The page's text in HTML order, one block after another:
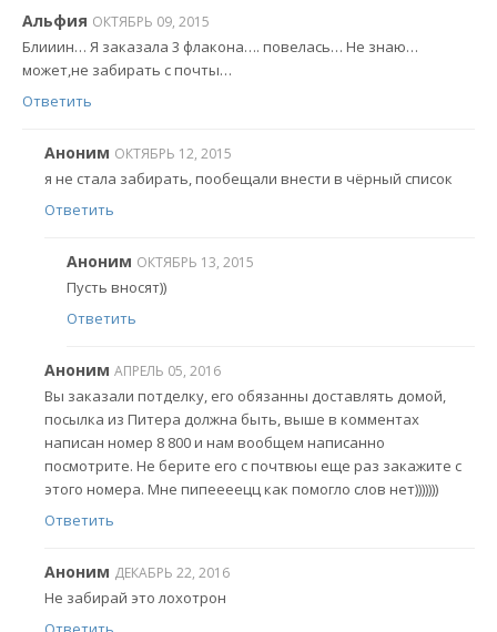
Альфия ОКТЯБРЬ 09, 2015
Блииин… Я заказала 3 флакона…. повелась… Не знаю…
может,не забирать с почты…
Ответить
Аноним ОКТЯБРЬ 12, 2015
я не стала забирать, пообещали внести в чёрный список
Ответить
Аноним ОКТЯБРЬ 13, 2015
Пусть вносят))
Ответить
Аноним АПРЕЛЬ 05, 2016
Вы заказали потделку, его обязанны доставлять домой,
посылка из Питера должна быть, выше в комментах
написан номер 8 800 и нам вообщем написанно
посмотрите. Не берите его с почтвюы еще раз закажите с
этого номера. Мне пипеееецц как помогло слов нет)))))))
Ответить
Аноним ДЕКАБРЬ 22, 2016
Не забирай это лохотрон